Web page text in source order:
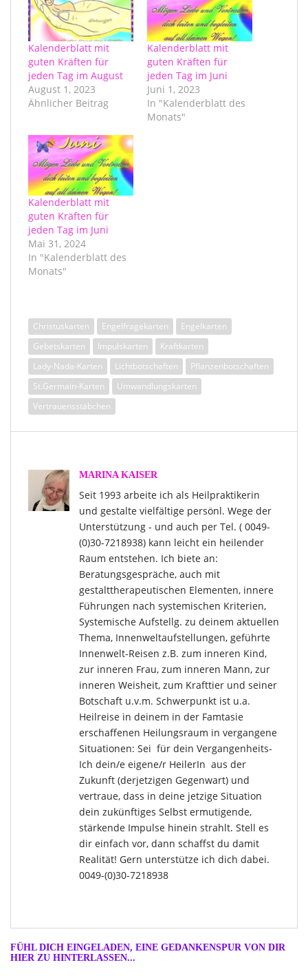
Kalenderblatt mit
guten Kräften für
jeden Tag im August
August 1, 2023
Ähnlicher Beitrag
Kalenderblatt mit
guten Kräften für
jeden Tag im Juni
Juni 1, 2023
In "Kalenderblatt des
Monats"
Kalenderblatt mit
guten Kräften für
jeden Tag im Juni
Mai 31, 2024
In "Kalenderblatt des
Monats"
Christuskarten Engelfragekarten
Engelkarten
Gebetskarten
Impulskarten
Kraftkarten
Lady-Nada-Karten
Lichtbotschaften
Pflanzenbotschaften
St.Germain-Karten
Umwandlungskarten
Vertrauensstäbchen
MARINA KAISER
Seit 1993 arbeite ich als Heilpraktikerin
und gestalte vielfältige persönl. Wege der
Unterstützung - und auch per Tel. ( 0049-
(0)30-7218938) kann leicht ein heilender
Raum entstehen. Ich biete an:
Beratungsgespräche, auch mit
gestalttherapeutischen Elementen, innere
Führungen nach systemischen Kriterien,
Systemische Aufstellg. zu deinem aktuellen
Thema, Innenweltaufstellungen, geführte
Innenwelt-Reisen z.B. zum inneren Kind,
zur inneren Frau, zum inneren Mann, zur
inneren Weisheit, zum Krafttier und seiner
Botschaft u.v.m. Schwerpunkt ist u.a.
Heilreise in deinem in der Famtasie
erschaffenen Heilungsraum in vergangene
Situationen: Sei für dein Vergangenheits-
Ich dein/e eigene/r HeilerIn aus der
Zukunft (derjetzigen Gegenwart) und
vertraue, dass in deine jetzige Situation
dein zukünftiges Selbst ermutigende,
stärkende Impulse hinein strahlt. Stell es
dir einfach vor, dann schaffst du damit
Realität! Gern unterstütze ich dich dabei.
0049-(0)30-7218938
FÜHL DICH EINGELADEN, EINE GEDANKENSPUR VON DIR
HIER ZU HINTERLASSEN...